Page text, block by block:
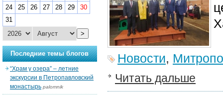
Новости,
Читать дальше
24
25 26 27 28 29
30
31
>
Последние темы блогов
“Храм у озера” – летние
экскурсии в Петропавловский
монастырь palomnik